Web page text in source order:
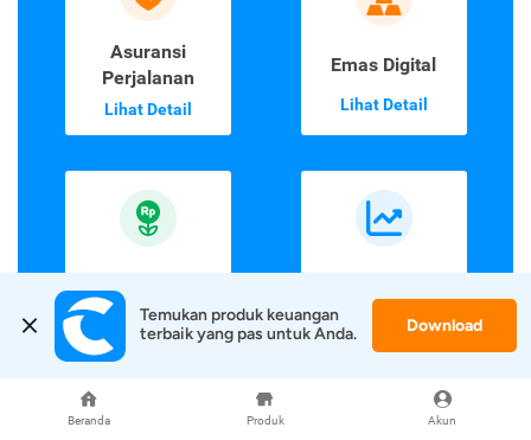
Beranda Produk Akun
Asuransi
Perjalanan
Lihat Detail
Emas Digital
Lihat Detail
Reksa Dana
Lihat Detail Lihat Detail
Temukan produk keuangan
terbaik yang pas untuk Anda.
Download